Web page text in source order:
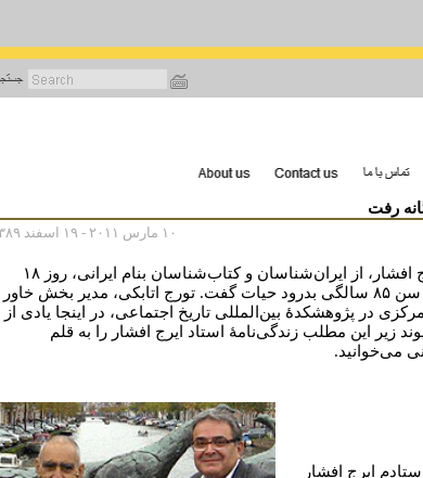
رفت
۱۰ مارس ۲۰۱۱ - ۱۹ اسفند ۱۳۸۹
ایرج افشار، از ایران‌شناسان و کتاب‌شناسان بنام ایرانی، روز ۱۸
اسفند ۱۳۸۹در سن ۸۵ سالگی بدرود حیات گفت. تورج اتابکی، مدیر بخش خاور
در پژوهشکدۀ بین‌المللی تاریخ اجتماعی، در اینجا یادی از
زیر این مطلب زندگی‌نامۀ استاد ایرج افشار را به قلم
می‌خوانید.
ایرج افشار